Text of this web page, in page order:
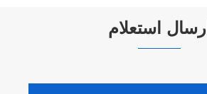
ارسال استعلام